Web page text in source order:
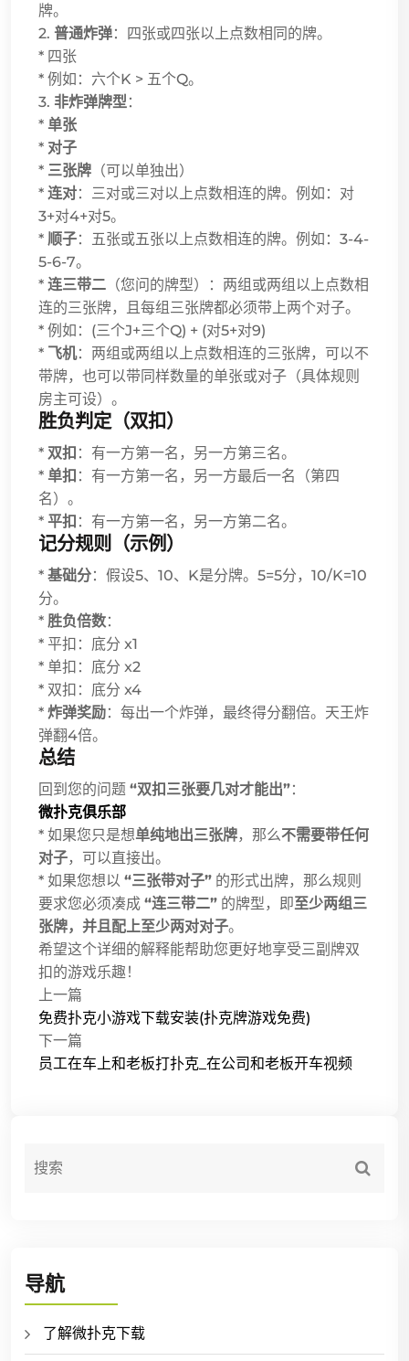
牌。
2. 普通炸弹：四张或四张以上点数相同的牌。
* 四张
* 例如：六个K > 五个Q。
3. 非炸弹牌型 ：
* 单张
* 对子
* 三张牌 （可以单独出）
* 连对：三对或三对以上点数相连的牌。例如：对
3+对4+对5。
* 顺子：五张或五张以上点数相连的牌。例如：3-4-
5-6-7。
* 连三带二 （您问的牌型）：两组或两组以上点数相
连的三张牌，且每组三张牌都必须带上两个对子。
* 例如：(三个J+三个Q) + (对5+对9)
* 飞机：两组或两组以上点数相连的三张牌，可以不
带牌，也可以带同样数量的单张或对子（具体规则
房主可设）。
胜负判定（双扣）
* 双扣 ：有一方第一名，另一方第三名。
* 单扣 ：有一方第一名，另一方最后一名（第四
名）。
* 平扣 ：有一方第一名，另一方第二名。
记分规则（示例）
* 基础分：假设5、10、K是分牌。5=5分，10/K=10
分。
* 胜负倍数：
* 平扣：底分 x1
* 单扣：底分 x2
* 双扣：底分 x4
* 炸弹奖励：每出一个炸弹，最终得分翻倍。天王炸
弹翻4倍。
总结
回到您的问题 “双扣三张要几对才能出”：
微扑克俱乐部
* 如果您只是想单纯地出三张牌，那么不需要带任何
对子，可以直接出。
* 如果您想以 “三张带对子” 的形式出牌，那么规则
要求您必须凑成 “连三带二” 的牌型，即至少两组三
张牌，并且配上至少两对对子。
希望这个详细的解释能帮助您更好地享受三副牌双
扣的游戏乐趣！
上一篇
免费扑克小游戏下载安装(扑克牌游戏免费)
下一篇
员工在车上和老板打扑克_在公司和老板开车视频
导航
了解微扑克下载